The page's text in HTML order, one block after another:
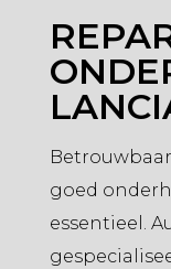
goed
essentieel.